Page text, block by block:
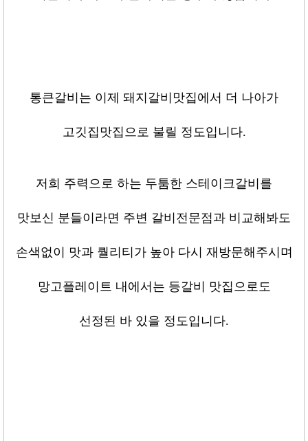
통큰갈비는 이제 돼지갈비맛집에서 더 나아가
고깃집맛집으로 불릴 정도입니다.
저희 주력으로 하는 두툼한 스테이크갈비를
맛보신 분들이라면 주변 갈비전문점과 비교해봐도
손색없이 맛과 퀄리티가 높아 다시 재방문해주시며
망고플레이트 내에서는 등갈비 맛집으로도
선정된 바 있을 정도입니다.